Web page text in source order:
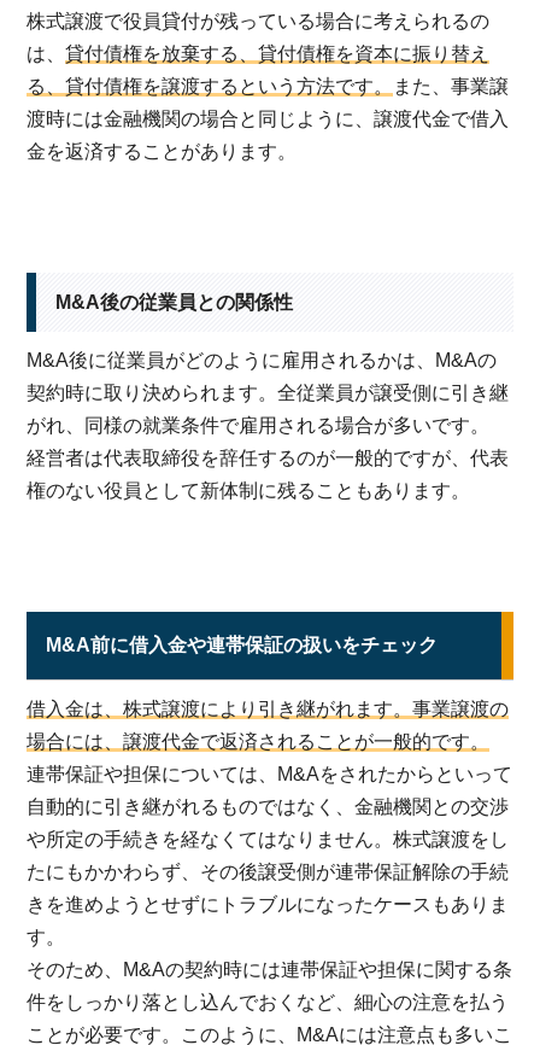
株式譲渡で役員貸付が残っている場合に考えられるの
は、貸付債権を放棄する、貸付債権を資本に振り替え
る、貸付債権を譲渡するという方法です。
また、事業譲
渡時には金融機関の場合と同じように、譲渡代金で借入
金を返済することがあります。
M&A後の従業員との関係性
M&A後に従業員がどのように雇用されるかは、M&Aの
契約時に取り決められます。全従業員が譲受側に引き継
がれ、同様の就業条件で雇用される場合が多いです。
経営者は代表取締役を辞任するのが一般的ですが、代表
権のない役員として新体制に残ることもあります。
M&A前に借入金や連帯保証の扱いをチェック
借入金は、株式譲渡により引き継がれます。事業譲渡の
場合には、譲渡代金で返済されることが一般的です。
連帯保証や担保については、M&Aをされたからといって
自動的に引き継がれるものではなく、金融機関との交渉
や所定の手続きを経なくてはなりません。株式譲渡をし
たにもかかわらず、その後譲受側が連帯保証解除の手続
きを進めようとせずにトラブルになったケースもありま
す。
そのため、M&Aの契約時には連帯保証や担保に関する条
件をしっかり落とし込んでおくなど、細心の注意を払う
ことが必要です。このように、M&Aには注意点も多いこ